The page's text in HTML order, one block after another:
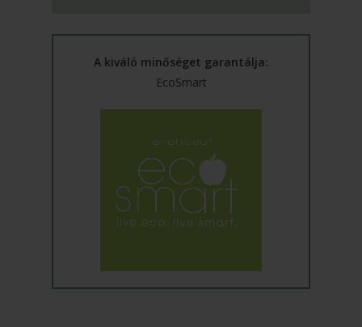
A kiváló minőséget garantálja:
EcoSmart